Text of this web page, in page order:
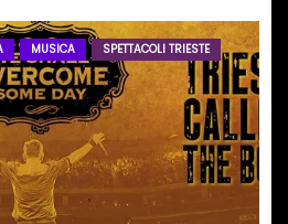
MUSICA SPETTACOLI TRIESTE